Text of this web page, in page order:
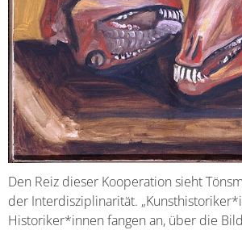
Den Reiz dieser Kooperation sieht
der Interdisziplinarität.
Historiker*innen fangen an, über die